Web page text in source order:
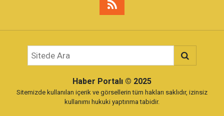
Haber Portalı © 2025
Sitemizde kullanılan içerik ve görsellerin tüm hakları saklıdır, izinsiz
kullanımı hukuki yaptırıma tabidir.